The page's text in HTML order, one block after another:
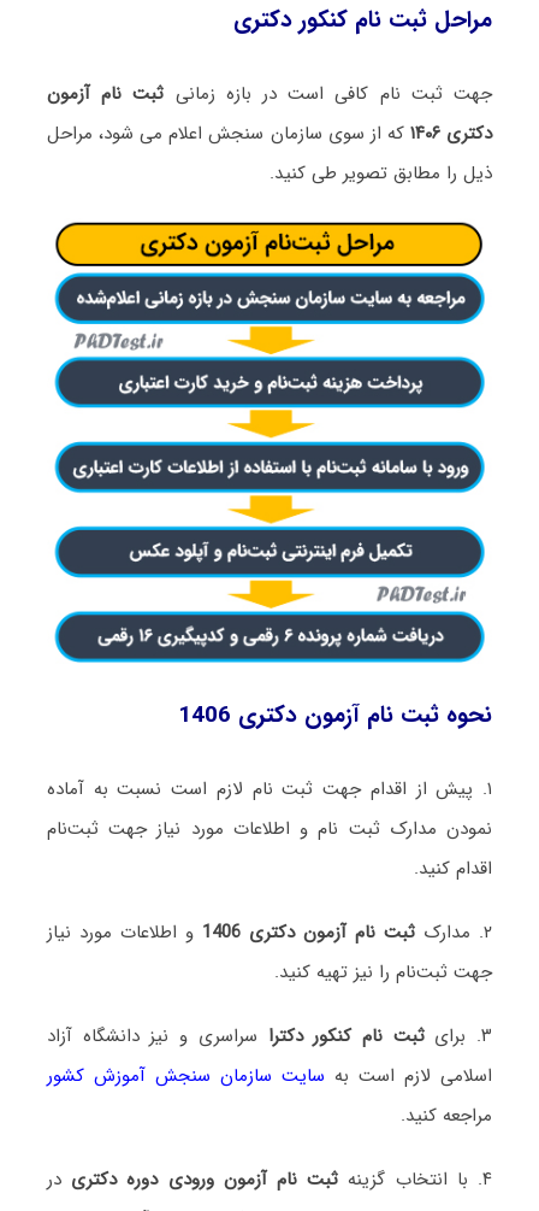
مراحل ثبت نام کنکور دکتری
جهت ثبت نام کافی است در بازه زمانی ثبت نام آزمون
دکتری ۱۴۰۶
که از سوی سازمان سنجش اعلام می شود، مراحل
ذیل را مطابق تصویر طی کنید.
نحوه ثبت نام آزمون دکتری 1406
۱. پیش از اقدام جهت ثبت نام لازم است نسبت به آماده
نمودن مدارک ثبت نام و اطلاعات مورد نیاز جهت ثبت‌نام
اقدام کنید.
۲. مدارک ثبت نام آزمون دکتری 1406
و اطلاعات مورد نیاز
جهت ثبت‌نام را نیز تهیه کنید.
۳. برای ثبت نام کنکور دکترا سراسری و نیز دانشگاه آزاد
اسلامی لازم است به سایت سازمان سنجش آموزش کشور
مراجعه کنید.
۴. با انتخاب گزینه ثبت نام آزمون ورودی دوره دکتری در